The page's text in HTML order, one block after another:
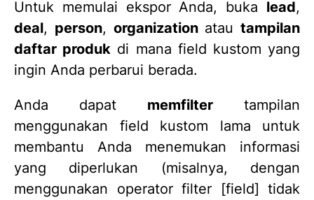
Untuk memulai ekspor Anda, buka lead,
deal, person, organizationatau tampilan
daftar produk di mana field kustom yang
ingin Anda perbarui berada.
Anda dapat memfilter tampilan
menggunakan field kustom lama untuk
membantu Anda menemukan informasi
yang diperlukan (misalnya, dengan
menggunakan operator filter [field] tidak